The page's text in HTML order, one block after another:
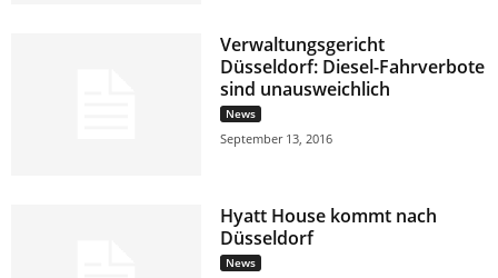
Verwaltungsgericht
Düsseldorf: Diesel-Fahrverbote
sind unausweichlich
News
September 13, 2016
Hyatt House kommt nach
Düsseldorf
News